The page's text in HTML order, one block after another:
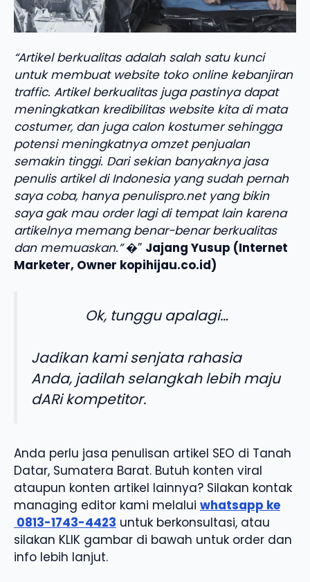
“Artikel berkualitas adalah salah satu kunci
untuk membuat website toko online kebanjiran
traffic. Artikel berkualitas juga pastinya dapat
meningkatkan kredibilitas website kita di mata
costumer, dan juga calon kostumer sehingga
potensi meningkatnya omzet penjualan
semakin tinggi. Dari sekian banyaknya jasa
penulis artikel di Indonesia yang sudah pernah
saya coba, hanya penulispro.net yang bikin
saya gak mau order lagi di tempat lain karena
artikelnya memang benar-benar berkualitas
dan memuaskan.”�” Jajang Yusup (Internet
Marketer, Owner kopihijau.co.id)
Ok, tunggu apalagi…
Jadikan kami senjata rahasia
Anda, jadilah selangkah lebih maju
dARi kompetitor.
Anda perlu jasa penulisan artikel SEO di Tanah
Datar, Sumatera Barat. Butuh konten viral
ataupun konten artikel lainnya? Silakan kontak
managing editor kami melalui whatsapp ke
0813-1743-4423 untuk berkonsultasi, atau
silakan KLIK gambar di bawah untuk order dan
info lebih lanjut.